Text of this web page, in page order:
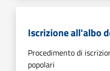
Iscrizione all'albo
Procedimento di
popolari